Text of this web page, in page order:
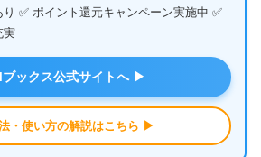
✅ ポイント還元キャンペーン実施中 ✅
実
ブックス公式サイトへ ▶
・使い方の解説はこちら ▶